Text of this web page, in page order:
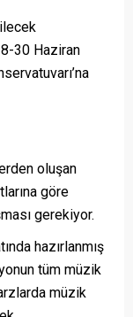
30 Haziran
oluşan
göre
gerekiyor.
hazırlanmış
tüm müzik
müzik